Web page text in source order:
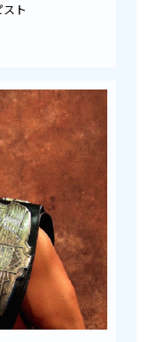
ト